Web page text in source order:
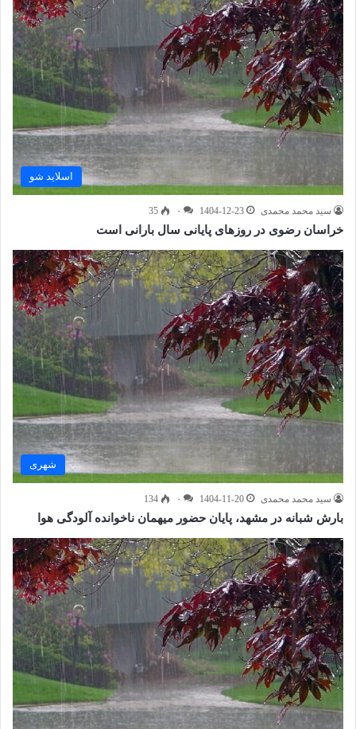
اسلاید شو
سید محمد محمدی 1404-12-23 ۰ 35
خراسان رضوی در روزهای پایانی سال بارانی است
شهری
سید محمد محمدی 1404-11-20 ۰ 134
بارش شبانه در مشهد، پایان حضور میهمان ناخوانده آلودگی هوا